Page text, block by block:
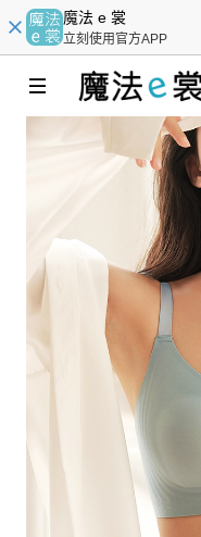
魔法 e 裳
立刻使用官方APP